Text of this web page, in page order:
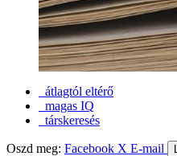
átlagtól eltérő
magas IQ
társkeresés
Oszd meg: Facebook X E-mail